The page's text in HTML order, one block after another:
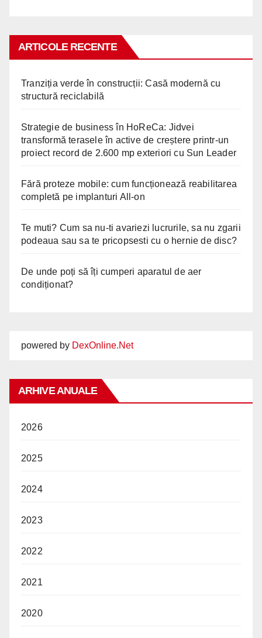
ARTICOLE RECENTE
Tranziția verde în construcții: Casă modernă cu
structură reciclabilă
Strategie de business în HoReCa: Jidvei
transformă terasele în active de creștere printr-un
proiect record de 2.600 mp exteriori cu Sun Leader
Fără proteze mobile: cum funcționează reabilitarea
completă pe implanturi All-on
Te muti? Cum sa nu-ti avariezi lucrurile, sa nu zgarii
podeaua sau sa te pricopsesti cu o hernie de disc?
De unde poți să îți cumperi aparatul de aer
condiționat?
powered by DexOnline.Net
ARHIVE ANUALE
2026
2025
2024
2023
2022
2021
2020